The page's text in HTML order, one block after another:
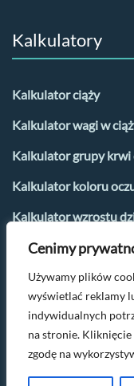
Cenimy
Używamy plików
wyświetlać reklamy
indywidualnych
na stronie. Kliknięcie
zgodę na
Kalkulatory
Kalkulator ciąży
Kalkulator wagi w
Kalkulator grupy krwi
Kalkulator koloru
Kalkulator wzrostu
Kalkulator płci
Kalkulator urlopu
Kalkulator dni
Po więcej